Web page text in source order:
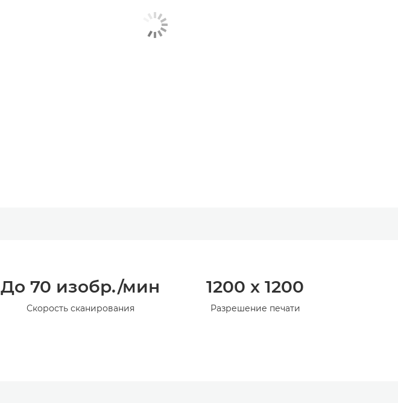
До 70 изобр./мин
Скорость сканирования
1200 x 1200
Разрешение печати